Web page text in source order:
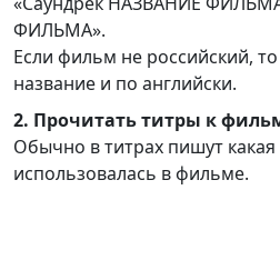
ФИЛЬМА».
Если фильм не российский,
название и по английски.
2. Прочитать титры к
Обычно в титрах пишут
использовалась в фильме.